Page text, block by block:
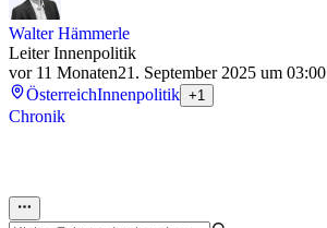
Walter Hämmerle
Leiter Innenpolitik
vor 11 Monaten21. September 2025 um 03:00
ÖsterreichInnenpolitik +1
Chronik